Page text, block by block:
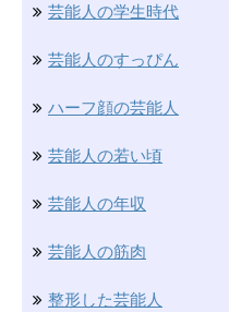
芸能人の学生時代
芸能人のすっぴん
ハーフ顔の芸能人
芸能人の若い頃
芸能人の年収
芸能人の筋肉
整形した芸能人